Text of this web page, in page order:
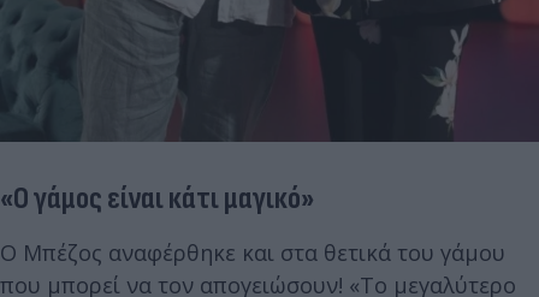
«Ο γάμος είναι κάτι μαγικό»
Ο Μπέζος αναφέρθηκε και στα θετικά του γάμου
που μπορεί να τον απογειώσουν! «Το μεγαλύτερο